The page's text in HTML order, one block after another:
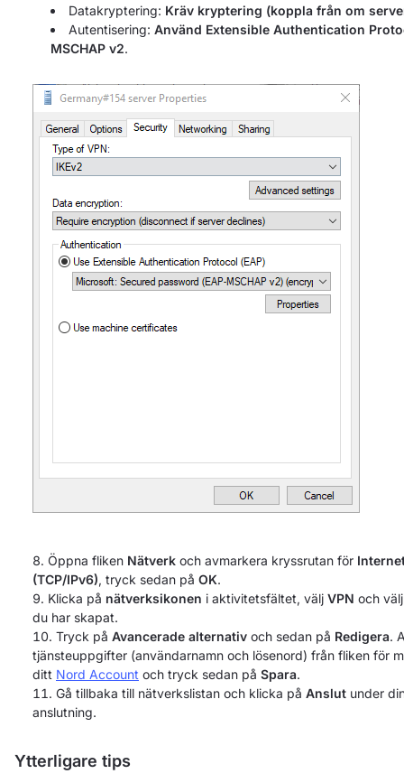
Datakryptering: Kräv kryptering (koppla från om
Autentisering: Använd Extensible Authentication
MSCHAP v2.
Öppna fliken Nätverk och avmarkera kryssrutan för
(TCP/IPv6), tryck sedan på OK.
Klicka på nätverksikonen i aktivitetsfältet, välj VPN och
du har skapat.
Tryck på Avancerade alternativ och sedan på Redigera.
tjänsteuppgifter (användarnamn och lösenord) från fliken för
ditt Nord Account och tryck sedan på Spara.
Gå tillbaka till nätverkslistan och klicka på Anslut under
anslutning.
Ytterligare tips